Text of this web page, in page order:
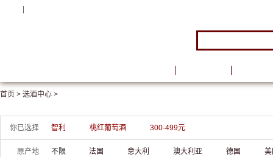
首页 > 选酒中心 >
你已选择 智利 桃红葡萄酒 300-499元
原产地 不限 法国 意大利 澳大利亚 德国